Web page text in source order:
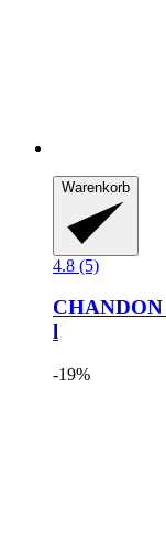
Warenkorb
4.8 (5)
CHANDON
l
-19%